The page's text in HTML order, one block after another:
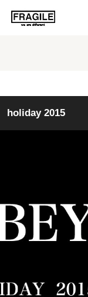
holiday 2015